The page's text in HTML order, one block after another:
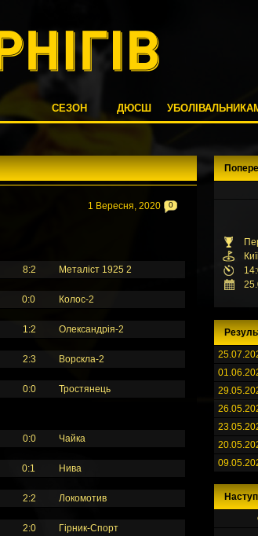
СЕЗОН ДЮСШ
0
1 Вересня, 2020
8:2 Металіст 1925 2
0:0 Колос-2
1:2 Олександрія-2
2:3 Ворскла-2
0:0 Тростянець
0:0 Чайка
0:1 Нива
2:2 Локомотив
2:0 Гірник-Спорт